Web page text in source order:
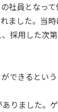
社員となっ
ました。当
採用した次
できるとい
りました。